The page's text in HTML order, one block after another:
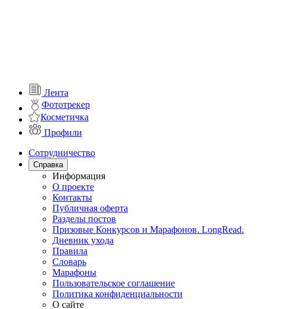
Лента
Фототрекер
Косметичка
Профили
Сотрудничество
Справка
Информация
О проекте
Контакты
Публичная оферта
Разделы постов
Призовые Конкурсов и Марафонов. LongRead.
Дневник ухода
Правила
Словарь
Марафоны
Пользовательское соглашение
Политика конфиденциальности
О сайте